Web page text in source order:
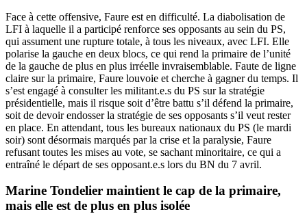
Face à cette offensive, Faure est en difficulté. La diabolisation de
LFI à laquelle il a participé renforce ses opposants au sein du PS,
qui assument une rupture totale, à tous les niveaux, avec LFI. Elle
polarise la gauche en deux blocs, ce qui rend la primaire de l’unité
de la gauche de plus en plus irréelle invraisemblable. Faute de ligne
claire sur la primaire, Faure louvoie et cherche à gagner du temps. Il
s’est engagé à consulter les militant.e.s du PS sur la stratégie
présidentielle, mais il risque soit d’être battu s’il défend la primaire,
soit de devoir endosser la stratégie de ses opposants s’il veut rester
en place. En attendant, tous les bureaux nationaux du PS (le mardi
soir) sont désormais marqués par la crise et la paralysie, Faure
refusant toutes les mises au vote, se sachant minoritaire, ce qui a
entraîné le départ de ses opposant.e.s lors du BN du 7 avril.
Marine Tondelier maintient le cap de la primaire,
mais elle est de plus en plus isolée